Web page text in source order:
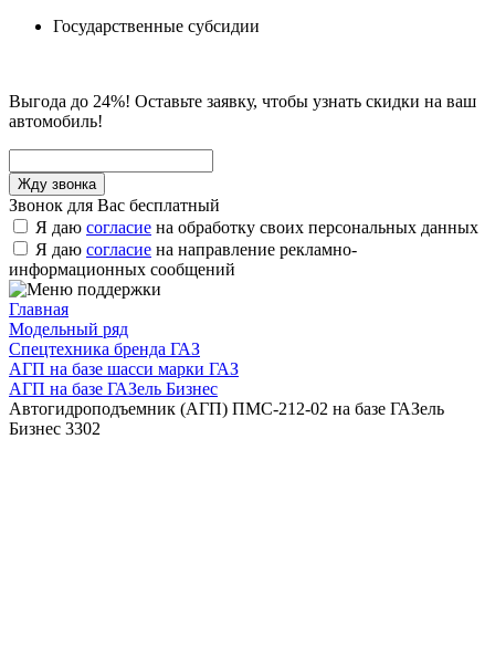
Государственные субсидии
Выгода до 24%! Оставьте заявку, чтобы узнать скидки на ваш
автомобиль!
Звонок для Вас бесплатный
Я даю согласие на обработку своих персональных данных
Я даю согласие на направление рекламно-
информационных сообщений
Главная
Модельный ряд
Спецтехника бренда ГАЗ
АГП на базе шасси марки ГАЗ
АГП на базе ГАЗель Бизнес
Автогидроподъемник (АГП) ПМС-212-02 на базе ГАЗель
Бизнес 3302